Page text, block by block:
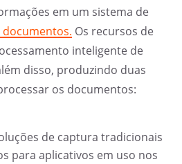
em um sistema de
Os recursos de
inteligente de
disso, produzindo duas
os documentos:
de captura tradicionais
para aplicativos em uso nos